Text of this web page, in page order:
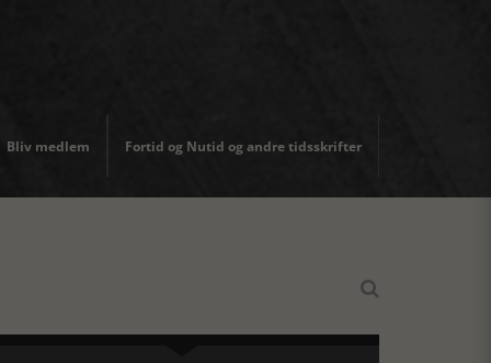
Bliv medlem Fortid og Nutid og andre tidsskrifter
